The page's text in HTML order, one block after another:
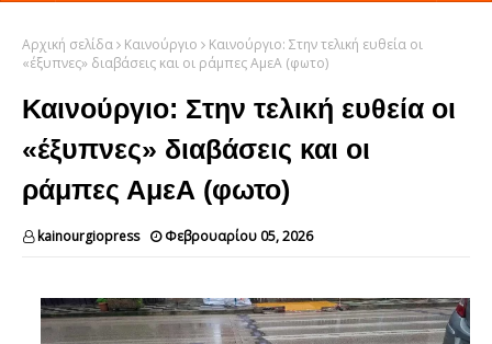
Αρχική σελίδα Καινούργιο
Καινούργιο: Στην τελική ευθεία οι
«έξυπνες» διαβάσεις και οι ράμπες ΑμεΑ (φωτο)
Καινούργιο: Στην τελική ευθεία οι
«έξυπνες» διαβάσεις και οι
ράμπες ΑμεΑ (φωτο)
kainourgiopress Φεβρουαρίου 05, 2026